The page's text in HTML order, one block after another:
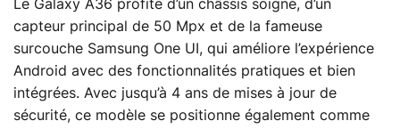
Le Galaxy A36 profite d’un châssis soigné, d’un
capteur principal de 50 Mpx et de la fameuse
surcouche Samsung One UI, qui améliore l’expérience
Android avec des fonctionnalités pratiques et bien
intégrées. Avec jusqu’à 4 ans de mises à jour de
sécurité, ce modèle se positionne également comme